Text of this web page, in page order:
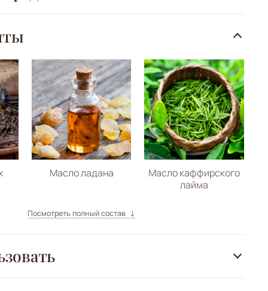
Масло ладана
Масло каффирского
лайма
Посмотреть полный состав